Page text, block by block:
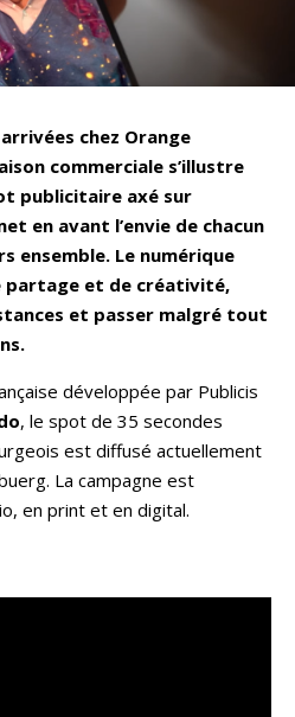
chez Orange
commerciale s’illustre
publicitaire axé sur
en avant l’envie de chacun
ensemble. Le numérique
partage et de créativité,
et passer malgré tout
développée par Publicis
, le spot de 35 secondes
est diffusé actuellement
La campagne est
en print et en digital.